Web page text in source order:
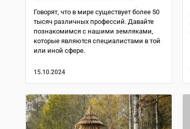
Говорят, что в мире существует более 50
тысяч различных профессий. Давайте
познакомимся с нашими земляками,
которые являются специалистами в той
или иной сфере.
15.10.2024